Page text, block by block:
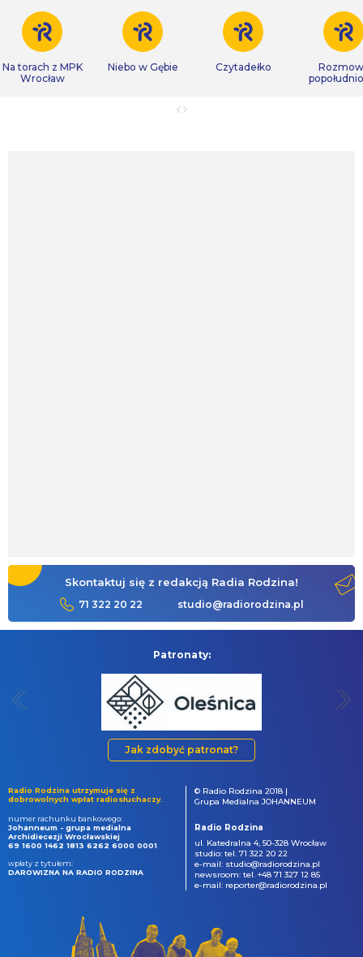
Na torach z MPK
Wrocław
Niebo w Gębie Czytadełko
Skontaktuj się z redakcją Radia Rodzina!
71 322 20 22 studio@radiorodzina.pl
Patronaty:
Jak zdobyć patronat?
Radio Rodzina utrzymuje się z
dobrowolnych wpłat radiosłuchaczy.
numer rachunku bankowego:
Johanneum - grupa medialna
Archidiecezji Wrocławskiej
69 1600 1462 1813 6262 6000 0001
wpłaty z tytułem:
DAROWIZNA NA RADIO RODZINA
© Radio Rodzina 2018 |
Grupa Medialna JOHANNEUM
Radio Rodzina
ul. Katedralna 4, 50-328 Wrocław
studio: tel. 71 322 20 22
e-mail: studio@radiorodzina.pl
newsroom: tel. +48 71 327 12 85
e-mail: reporter@radiorodzina.pl